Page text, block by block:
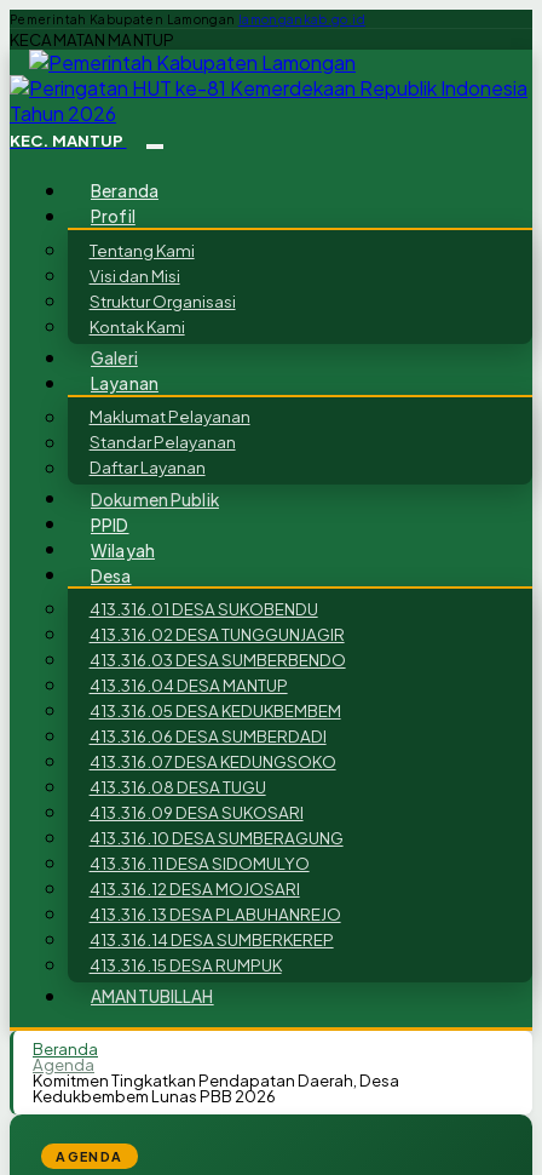
Pemerintah Kabupaten Lamongan lamongankab.go.id
KECAMATAN MANTUP
KEC. MANTUP
Beranda
Profil
Tentang Kami
Visi dan Misi
Struktur Organisasi
Kontak Kami
Galeri
Layanan
Maklumat Pelayanan
Standar Pelayanan
Daftar Layanan
Dokumen Publik
PPID
Wilayah
Desa
413.316.01 DESA SUKOBENDU
413.316.02 DESA TUNGGUNJAGIR
413.316.03 DESA SUMBERBENDO
413.316.04 DESA MANTUP
413.316.05 DESA KEDUKBEMBEM
413.316.06 DESA SUMBERDADI
413.316.07 DESA KEDUNGSOKO
413.316.08 DESA TUGU
413.316.09 DESA SUKOSARI
413.316.10 DESA SUMBERAGUNG
413.316.11 DESA SIDOMULYO
413.316.12 DESA MOJOSARI
413.316.13 DESA PLABUHANREJO
413.316.14 DESA SUMBERKEREP
413.316.15 DESA RUMPUK
AMANTUBILLAH
Beranda
Agenda
Komitmen Tingkatkan Pendapatan Daerah, Desa
Kedukbembem Lunas PBB 2026
AGENDA